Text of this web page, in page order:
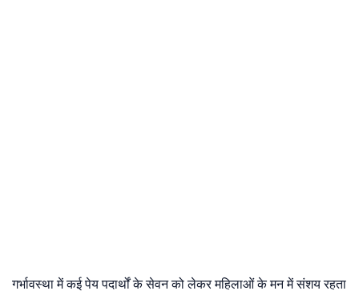
गर्भावस्था में कई पेय पदार्थों के सेवन को लेकर महिलाओं के मन में संशय रहता